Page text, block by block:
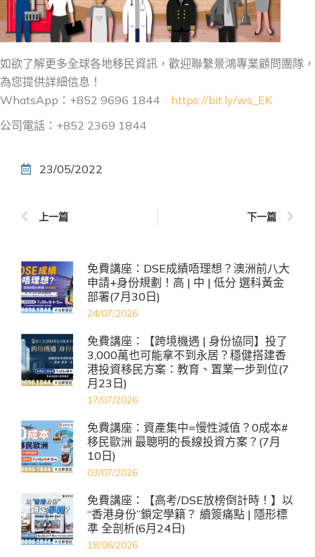
如欲了解更多全球各地移民資訊，歡迎聯繫景鴻專業顧問團隊，
為您提供詳細信息！
WhatsApp：+852 9696 1844 https://bit.ly/ws_EK
公司電話：+852 2369 1844
23/05/2022
上一篇 下一篇
免費講座：DSE成績唔理想？澳洲前八大
申請+身份規劃！高 | 中 | 低分 選科黃金
部署(7月30日)
24/07/2026
免費講座：【跨境機遇 | 身份協同】投了
3,000萬也可能拿不到永居？穩健搭建香
港投資移民方案：教育、置業一步到位(7
月23日)
17/07/2026
免費講座：資產集中=慢性減值？0成本#
移民歐洲 最聰明的長線投資方案？(7月
10日)
03/07/2026
免費講座：【高考/DSE放榜倒計時！】以
“香港身份”鎖定學籍？ 續簽痛點 | 隱形標
準 全剖析(6月24日)
18/06/2026